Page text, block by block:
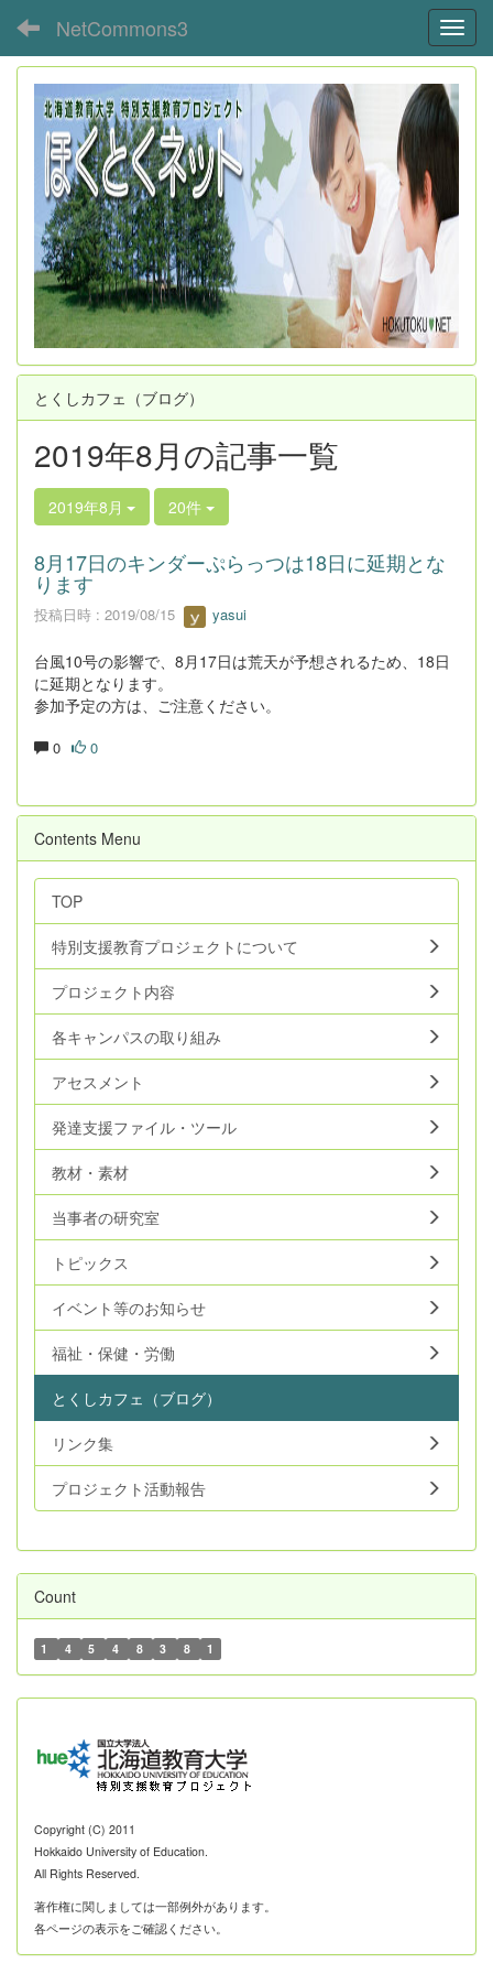
NetCommons3
とくしカフェ（ブログ）
2019年8月の記事一覧
2019年8月 20件
8月17日のキンダーぷらっつは18日に延期とな
ります
投稿日時 : 2019/08/15 yasui
台風10号の影響で、8月17日は荒天が予想されるため、18日
に延期となります。
参加予定の方は、ご注意ください。
0 0
Contents Menu
TOP
特別支援教育プロジェクトについて
プロジェクト内容
各キャンパスの取り組み
アセスメント
発達支援ファイル・ツール
教材・素材
当事者の研究室
トピックス
イベント等のお知らせ
福祉・保健・労働
とくしカフェ（ブログ）
リンク集
プロジェクト活動報告
Count
1 4 5 4 8 3 8 1
Copyright (C) 2011
Hokkaido University of Education.
All Rights Reserved.
著作権に関しましては一部例外があります。
各ページの表示をご確認ください。